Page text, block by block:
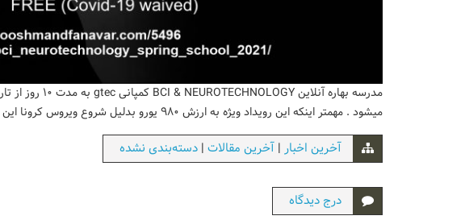
میشود . مهمتر اینکه این رویداد ویژه به ارزش ۹۸۰ یورو بدلیل شروع ویروس کرونا این بار بصورت رایگان
آخرین اخبار | آخرین مقالات | دسته‌بندی نشده
درج دیدگاه